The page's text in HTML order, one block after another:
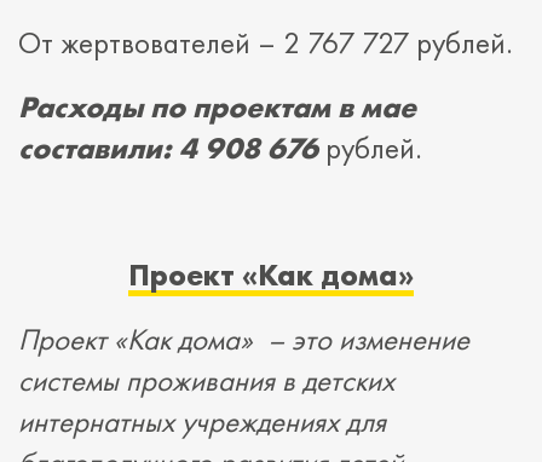
От жертвователей – 2 767 727 рублей.
Расходы по проектам в мае
составили: 4 908 676 рублей.
Проект «Как дома»
Проект «Как дома» – это изменение
системы проживания в детских
интернатных учреждениях для